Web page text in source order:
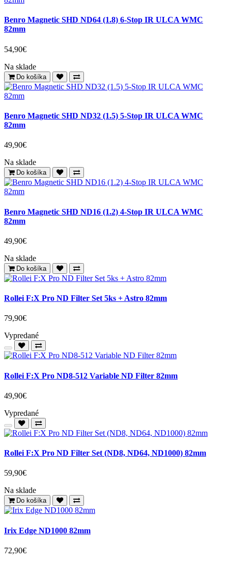
Benro Magnetic SHD ND64 (1.8) 6-Stop IR ULCA WMC
82mm
54,90€
Na sklade
Do košíka
Benro Magnetic SHD ND32 (1.5) 5-Stop IR ULCA WMC
82mm
49,90€
Na sklade
Do košíka
Benro Magnetic SHD ND16 (1.2) 4-Stop IR ULCA WMC
82mm
49,90€
Na sklade
Do košíka
Rollei F:X Pro ND Filter Set 5ks + Astro 82mm
79,90€
Vypredané
Rollei F:X Pro ND8-512 Variable ND Filter 82mm
49,90€
Vypredané
Rollei F:X Pro ND Filter Set (ND8, ND64, ND1000) 82mm
59,90€
Na sklade
Do košíka
Irix Edge ND1000 82mm
72,90€